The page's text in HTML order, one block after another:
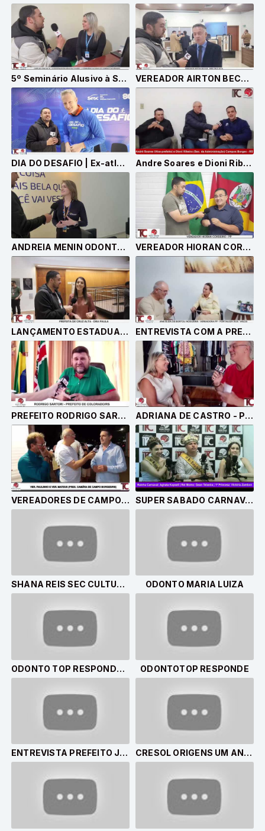
5º Seminário Alusivo à Semana Internacional de Combate às Drogas em Cruz Alta VEREADOR AIRTON BECKER - MDB COMEMORA A APROVAÇÃO DO SENADO NO PROJETO DE LEI DA SECURITIZAÇÃO
DIA DO DESAFIO | Ex-atleta da Seleção Brasileira de Vôlei, Gustavo Endres concede entrevista Andre Soares e Dioni Ribeiro
ANDREIA MENIN ODONTOTOP 5 ANOS EM CRUZ ALTA VEREADOR HIORAN CORDEIRO - PP APRESENTA UM BALANÇO DOS SEUS PROJETOS MAIS RECENTES
LANÇAMENTO ESTADUAL DA 46ª COXILHA NATIVISTA ENTREVISTA COM A PRESIDENTE DA CÂMARA DE FORTALEZA DOS VALOS - ANA ELIZA DE BORTOLI NOGUEIRA
PREFEITO RODRIGO SARTORI ADRIANA DE CASTRO - PRESIDENTE ACICOL
VEREADORES DE CAMPOS BORGES RS - PAULO RITTER E MATEUS MERLIN SUPER SABADO CARNAVAL
SHANA REIS SEC CULTURA E TURISMO DE CRUZ ALTA RS ODONTO MARIA LUIZA
ODONTO TOP RESPONDE DR JACKSON ODONTOTOP RESPONDE
ENTREVISTA PREFEITO JOÃO PAULO E VICE JOSÉ FRACARO CRESOL ORIGENS UM ANO EM CRUZ ALTA